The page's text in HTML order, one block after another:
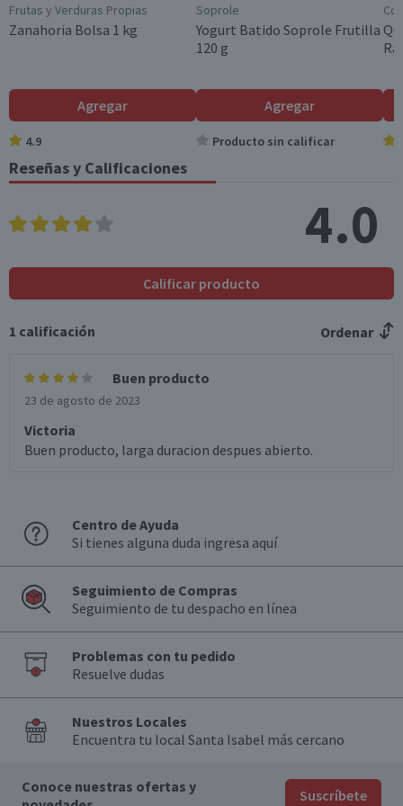
Hidratos de Carbon
Fibra (g) 0
*Ingesta de referencia de un adulto promedio (8400 kj / 2000 kcal)
Avena
Frutas y Verduras Propias
Zanahoria Bolsa 1 kg
Agregar
4.9
Soprole
Yogurt Batido Soprole Frutilla
120 g
Agregar
Producto sin calificar
Reseñas y Calificaciones
4.0
Calificar producto
1 calificación Ordenar
Buen producto
23 de agosto de 2023
Victoria
Buen producto, larga duracion despues abierto.
Centro de Ayuda
Si tienes alguna duda ingresa aquí
Seguimiento de Compras
Seguimiento de tu despacho en línea
Problemas con tu pedido
Resuelve dudas
Nuestros Locales
Encuentra tu local Santa Isabel más cercano
Conoce nuestras ofertas y
Suscríbete